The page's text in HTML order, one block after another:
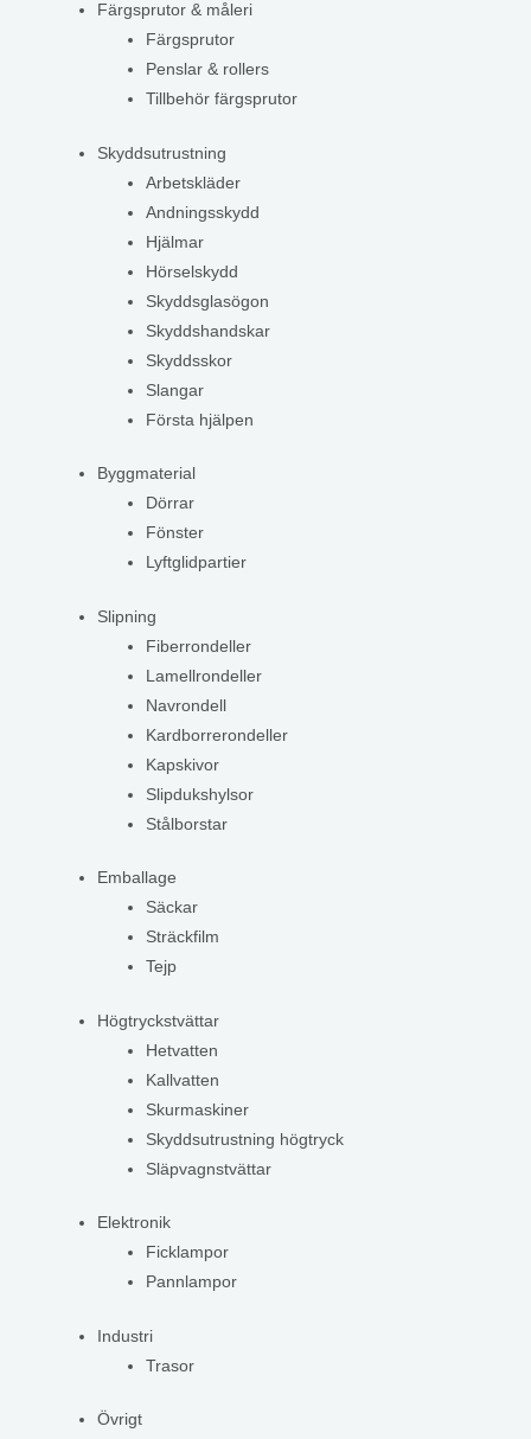
Färgsprutor & måleri
Färgsprutor
Penslar & rollers
Tillbehör färgsprutor
Skyddsutrustning
Arbetskläder
Andningsskydd
Hjälmar
Hörselskydd
Skyddsglasögon
Skyddshandskar
Skyddsskor
Slangar
Första hjälpen
Byggmaterial
Dörrar
Fönster
Lyftglidpartier
Slipning
Fiberrondeller
Lamellrondeller
Navrondell
Kardborrerondeller
Kapskivor
Slipdukshylsor
Stålborstar
Emballage
Säckar
Sträckfilm
Tejp
Högtryckstvättar
Hetvatten
Kallvatten
Skurmaskiner
Skyddsutrustning högtryck
Släpvagnstvättar
Elektronik
Ficklampor
Pannlampor
Industri
Trasor
Övrigt